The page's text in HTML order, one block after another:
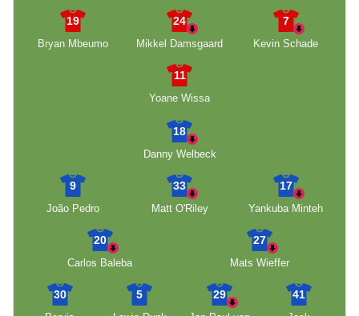
19
Bryan Mbeumo
24
Mikkel Damsgaard
7
Kevin Schade
11
Yoane Wissa
18
Danny Welbeck
9
João Pedro
33
Matt O'Riley
17
Yankuba Minteh
20
Carlos Baleba
27
Mats Wieffer
30
5
29
41